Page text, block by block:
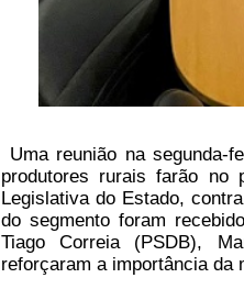
Uma reunião na segunda-
produtores rurais farão no
Legislativa do Estado,
do segmento foram
Tiago Correia (PSDB),
reforçaram a importância da